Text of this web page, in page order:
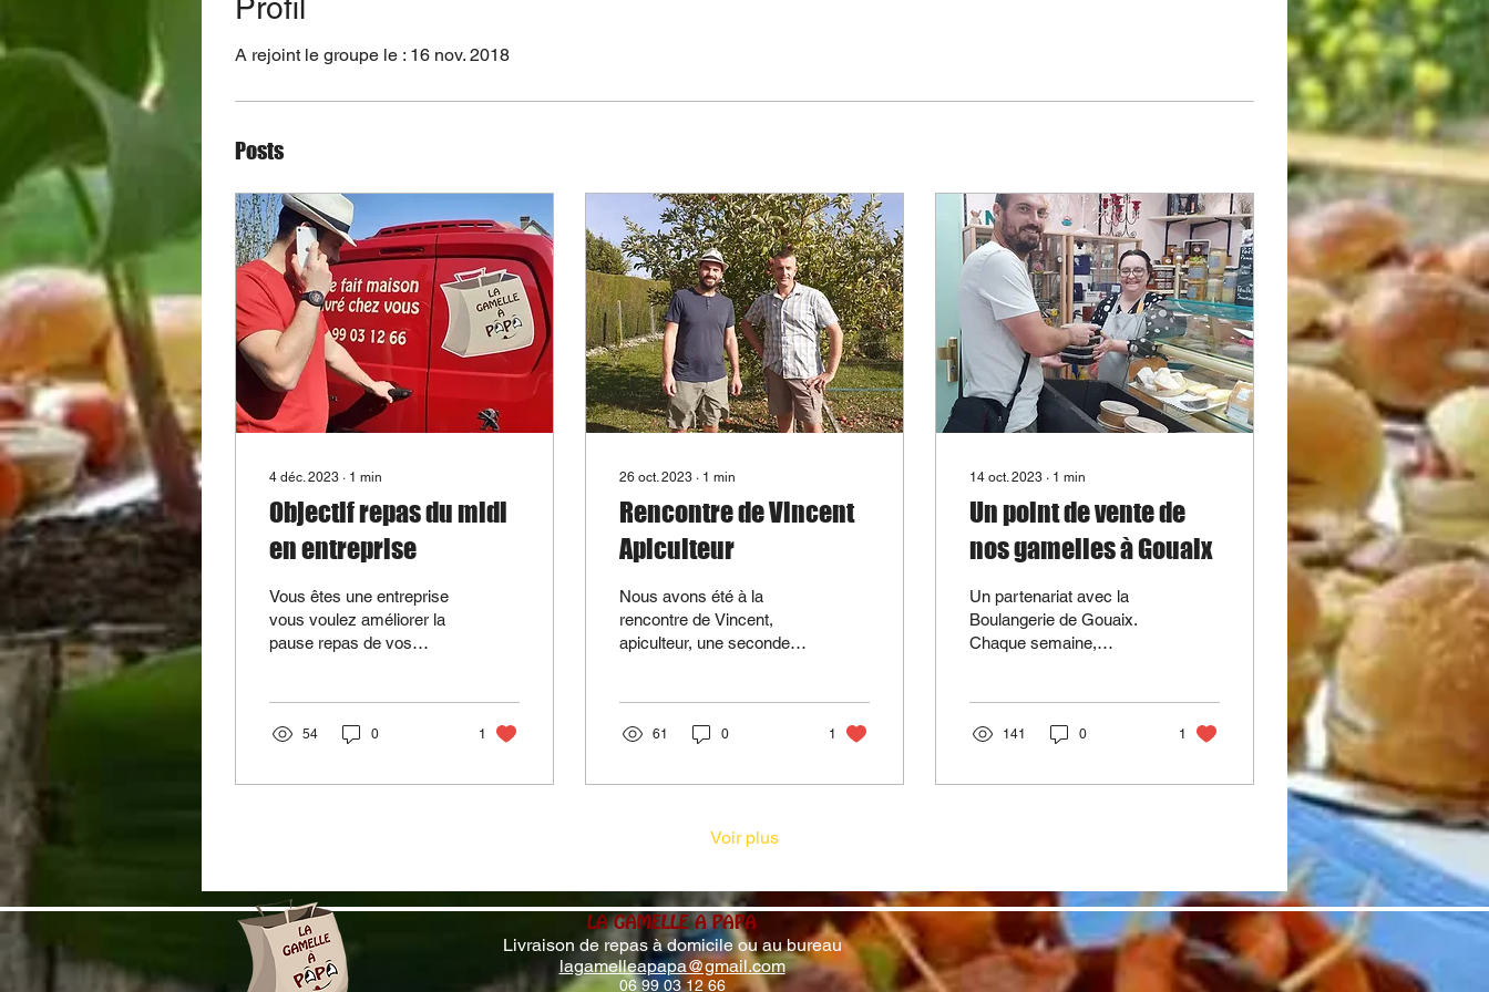
Profil
A rejoint le groupe le : 16 nov. 2018
Posts
4 déc. 2023 ∙ 1 min
Objectif repas du midi
en entreprise
Vous êtes une entreprise
vous voulez améliorer la
pause repas de vos
54 0 1
26 oct. 2023 ∙ 1 min
Rencontre de Vincent
Apiculteur
Nous avons été à la
rencontre de Vincent,
apiculteur, une seconde
61 0 1
14 oct. 2023 ∙ 1 min
Un point de vente de
nos gamelles à Gouaix
Un partenariat avec la
Boulangerie de Gouaix.
Chaque semaine,
plusieurs...
141 0 1
Voir plus
LA GAMELLE A PAPA
Livraison de repas à domicile ou au bureau
lagamelleapapa@gmail.com
06 99 03 12 66